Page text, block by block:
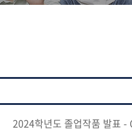
2024학년도 졸업작품 발표